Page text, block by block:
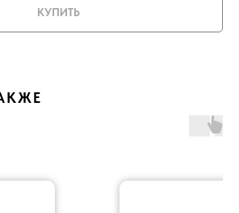
КУПИТЬ